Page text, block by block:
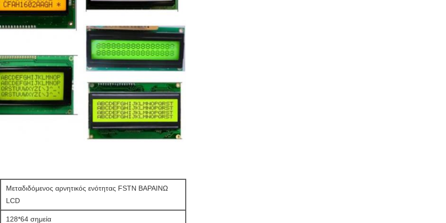
Μεταδιδόμενος αρνητικός ενότητας FSTN ΒΑΡΑΙΝΩ
LCD
128*64 σημεία